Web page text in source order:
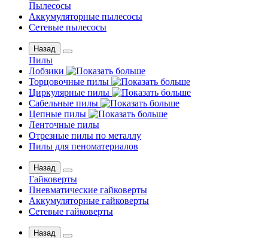
Пылесосы
Аккумуляторные пылесосы
Сетевые пылесосы
Назад
Пилы
Лобзики
Торцовочные пилы
Циркулярные пилы
Сабельные пилы
Цепные пилы
Ленточные пилы
Отрезные пилы по металлу
Пилы для пеноматериалов
Назад
Гайковерты
Пневматические гайковерты
Аккумуляторные гайковерты
Сетевые гайковерты
Назад